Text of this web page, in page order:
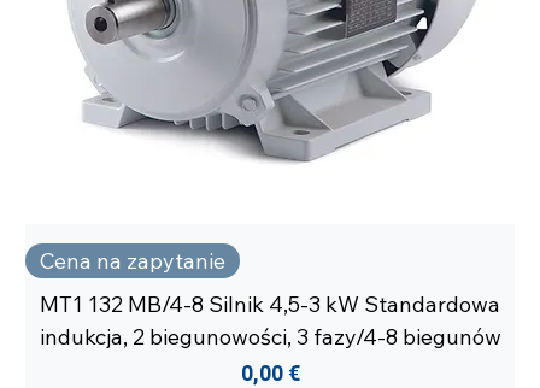
Cena na zapytanie
MT1 132 MB/4-8 Silnik 4,5-3 kW Standardowa
indukcja, 2 biegunowości, 3 fazy/4-8 biegunów
Cena
0,00 €